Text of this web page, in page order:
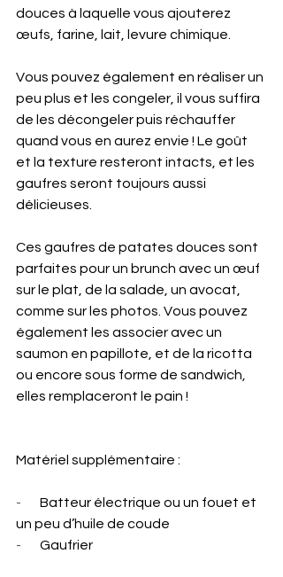
douces à laquelle vous ajouterez
œufs, farine, lait, levure chimique.
Vous pouvez également en réaliser un
peu plus et les congeler, il vous suffira
de les décongeler puis réchauffer
quand vous en aurez envie ! Le goût
et la texture resteront intacts, et les
gaufres seront toujours aussi
délicieuses.
Ces gaufres de patates douces sont
parfaites pour un brunch avec un œuf
sur le plat, de la salade, un avocat,
comme sur les photos. Vous pouvez
également les associer avec un
saumon en papillote, et de la ricotta
ou encore sous forme de sandwich,
elles remplaceront le pain !
Matériel supplémentaire :
- Batteur électrique ou un fouet et
un peu d’huile de coude
- Gaufrier